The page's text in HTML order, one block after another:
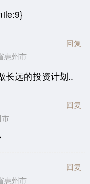
惠州市
回复
长远的投资计划..
回复
惠州市
回复